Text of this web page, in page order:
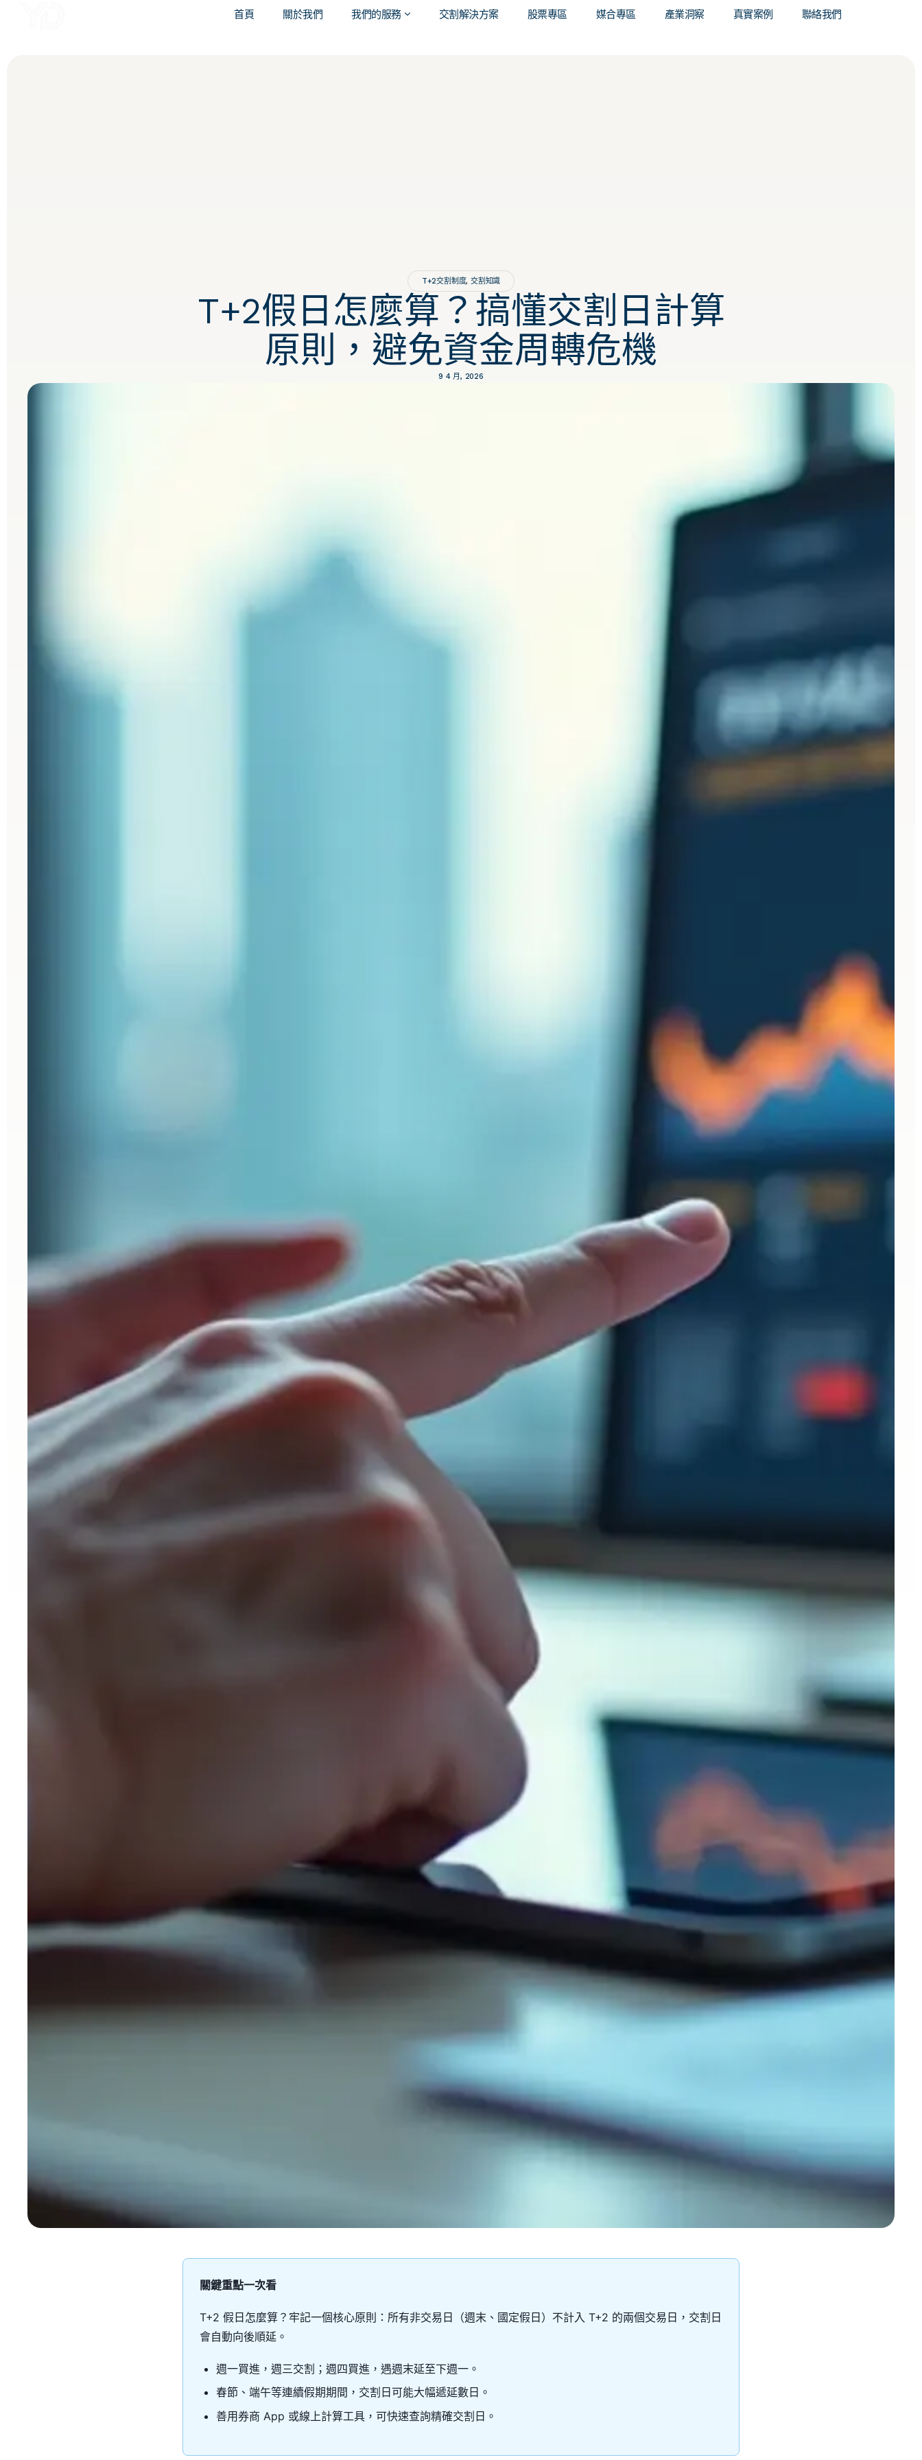
首頁 關於我們 我們的服務 交割解決方案 股票專區 媒合專區 產業洞察 真實案例 聯絡我們
T+2交割制度, 交割知識
T+2假日怎麼算？搞懂交割日計算
原則，避免資金周轉危機
9 4 月, 2026
關鍵重點一次看
T+2 假日怎麼算？牢記一個核心原則：所有非交易日（週末、國定假日）不計入 T+2 的兩個交易日，交割日
會自動向後順延。
週一買進，週三交割；週四買進，遇週末延至下週一。
春節、端午等連續假期期間，交割日可能大幅遞延數日。
善用券商 App 或線上計算工具，可快速查詢精確交割日。